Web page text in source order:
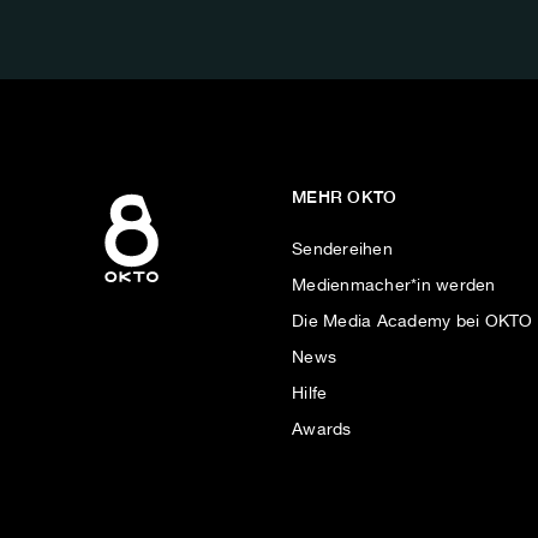
MEHR OKTO
Sendereihen
Medienmacher*in werden
Die Media Academy bei OKTO
News
Hilfe
Awards